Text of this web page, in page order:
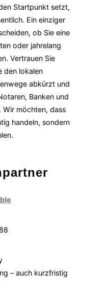
Startpunkt setzt,
Ein einziger
ob Sie eine
oder jahrelang
Vertrauen Sie
den lokalen
abkürzt und
Banken und
Wir möchten, dass
handeln, sondern
– auch kurzfristig